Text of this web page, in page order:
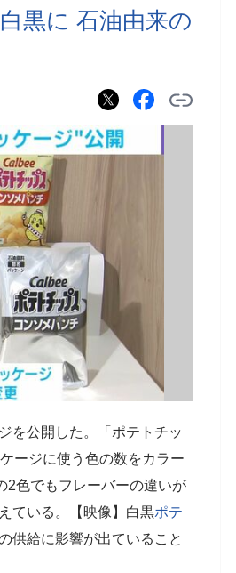
黒に 石油由来の
を公開した。「ポテトチッ
ージに使う色の数をカラー
2色でもフレーバーの違いが
ている。【映像】白黒ポテ
供給に影響が出ていること